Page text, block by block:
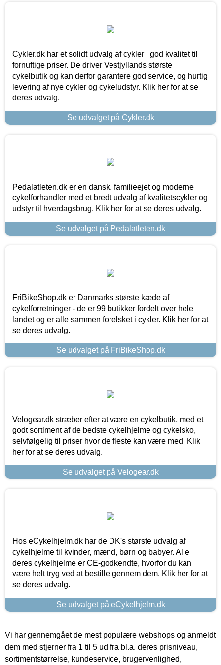
Cykler.dk har et solidt udvalg af cykler i god kvalitet til
fornuftige priser. De driver Vestjyllands største
cykelbutik og kan derfor garantere god service, og hurtig
levering af nye cykler og cykeludstyr. Klik her for at se
deres udvalg.
Se udvalget på Cykler.dk
Pedalatleten.dk er en dansk, familieejet og moderne
cykelforhandler med et bredt udvalg af kvalitetscykler og
udstyr til hverdagsbrug. Klik her for at se deres udvalg.
Se udvalget på Pedalatleten.dk
FriBikeShop.dk er Danmarks største kæde af
cykelforretninger - de er 99 butikker fordelt over hele
landet og er alle sammen forelsket i cykler. Klik her for at
se deres udvalg.
Se udvalget på FriBikeShop.dk
Velogear.dk stræber efter at være en cykelbutik, med et
godt sortiment af de bedste cykelhjelme og cykelsko,
selvfølgelig til priser hvor de fleste kan være med. Klik
her for at se deres udvalg.
Se udvalget på Velogear.dk
Hos eCykelhjelm.dk har de DK's største udvalg af
cykelhjelme til kvinder, mænd, børn og babyer. Alle
deres cykelhjelme er CE-godkendte, hvorfor du kan
være helt tryg ved at bestille gennem dem. Klik her for at
se deres udvalg.
Se udvalget på eCykelhjelm.dk
Vi har gennemgået de mest populære webshops og anmeldt
dem med stjerner fra 1 til 5 ud fra bl.a. deres prisniveau,
sortimentstørrelse, kundeservice, brugervenlighed,